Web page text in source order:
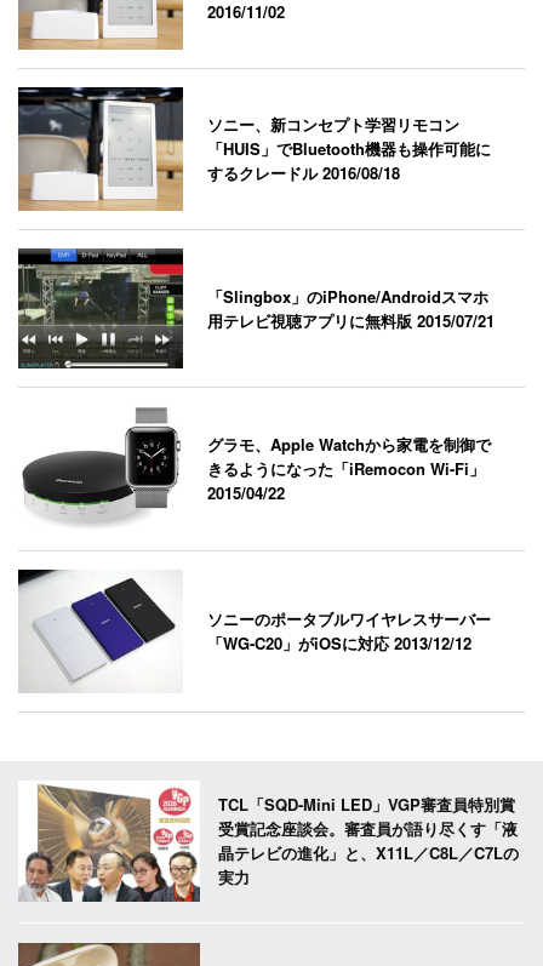
2016/11/02
ソニー、新コンセプト学習リモコン
「HUIS」でBluetooth機器も操作可能に
するクレードル2016/08/18
「Slingbox」のiPhone/Androidスマホ
用テレビ視聴アプリに無料版2015/07/21
グラモ、Apple Watchから家電を制御で
きるようになった「iRemocon Wi-Fi」
2015/04/22
ソニーのポータブルワイヤレスサーバー
「WG-C20」がiOSに対応2013/12/12
TCL「SQD-Mini LED」VGP審査員特別賞
受賞記念座談会。審査員が語り尽くす「液
晶テレビの進化」と、X11L／C8L／C7Lの
実力